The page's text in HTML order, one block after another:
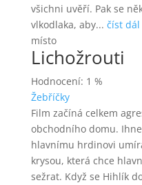
všichni uvěří. Pak se
vlkodlaka, aby... číst dál
místo
Lichožrouti
Hodnocení: 1 %
Žebříčky
Film začíná celkem
obchodního domu.
hlavnímu hrdinovi
krysou, která chce
sežrat. Když se Hihlík